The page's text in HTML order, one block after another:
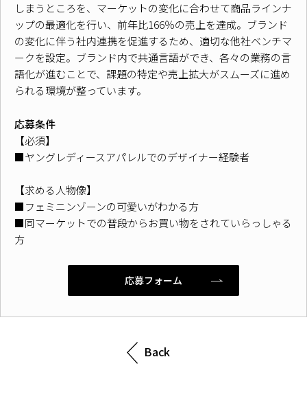
しまうところを、マーケットの変化に合わせて商品ラインナ
ップの最適化を行い、前年比166％の売上を達成。ブランド
の変化に伴う社内連携を促進するため、適切な他社ベンチマ
ークを設定。ブランド内で共通言語ができ、各々の業務の言
語化が進むことで、課題の特定や売上拡大がスムーズに進め
られる環境が整っています。
応募条件
【必須】
■ヤングレディースアパレルでのデザイナー経験者
【求める人物像】
■フェミニンゾーンの可愛いがわかる方
■同マーケットでの普段からお買い物をされていらっしゃる
方
応募フォーム
Back